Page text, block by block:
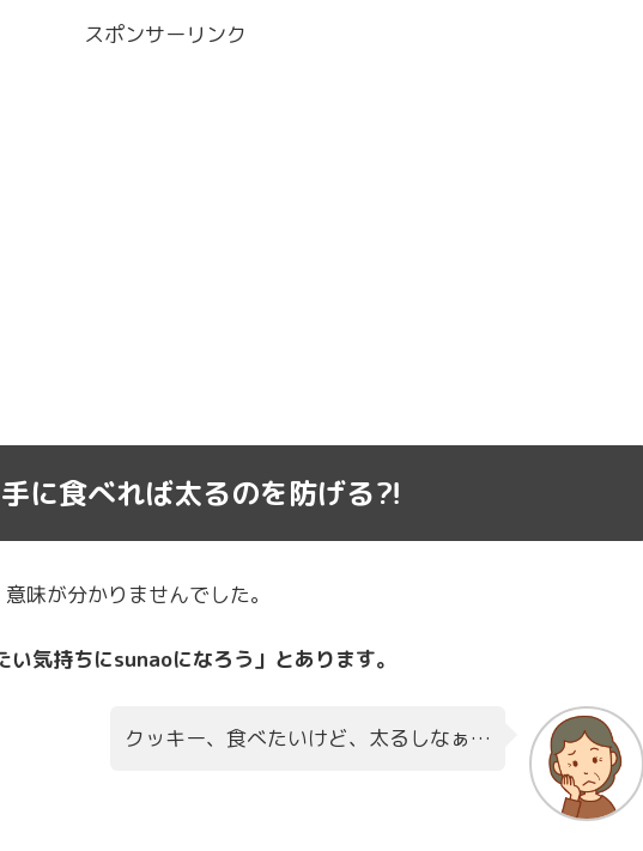
スポンサーリンク
に食べれば太るのを防げる⁈
味が分かりませんでした。
気持ちにsunaoになろう」とあります。
クッキー、食べたいけど、太るしなぁ…